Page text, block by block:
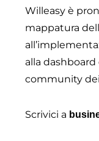
Willeasy è
mappatura
alla
community
Scrivici a